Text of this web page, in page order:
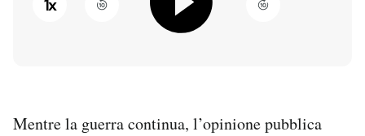
1x
Mentre la guerra continua, l’opinione pubblica